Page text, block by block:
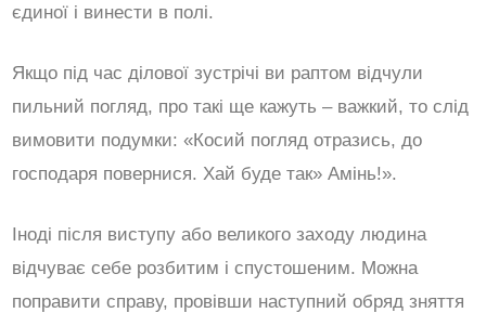
єдиної і винести в полі.
Якщо під час ділової зустрічі ви раптом відчули
пильний погляд, про такі ще кажуть – важкий, то слід
вимовити подумки: «Косий погляд отразись, до
господаря повернися. Хай буде так» Амінь!».
Іноді після виступу або великого заходу людина
відчуває себе розбитим і спустошеним. Можна
поправити справу, провівши наступний обряд зняття